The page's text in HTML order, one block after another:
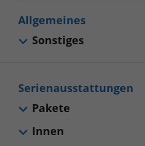
Allgemeines
Sonstiges
Serienausstattungen
Pakete
Innen